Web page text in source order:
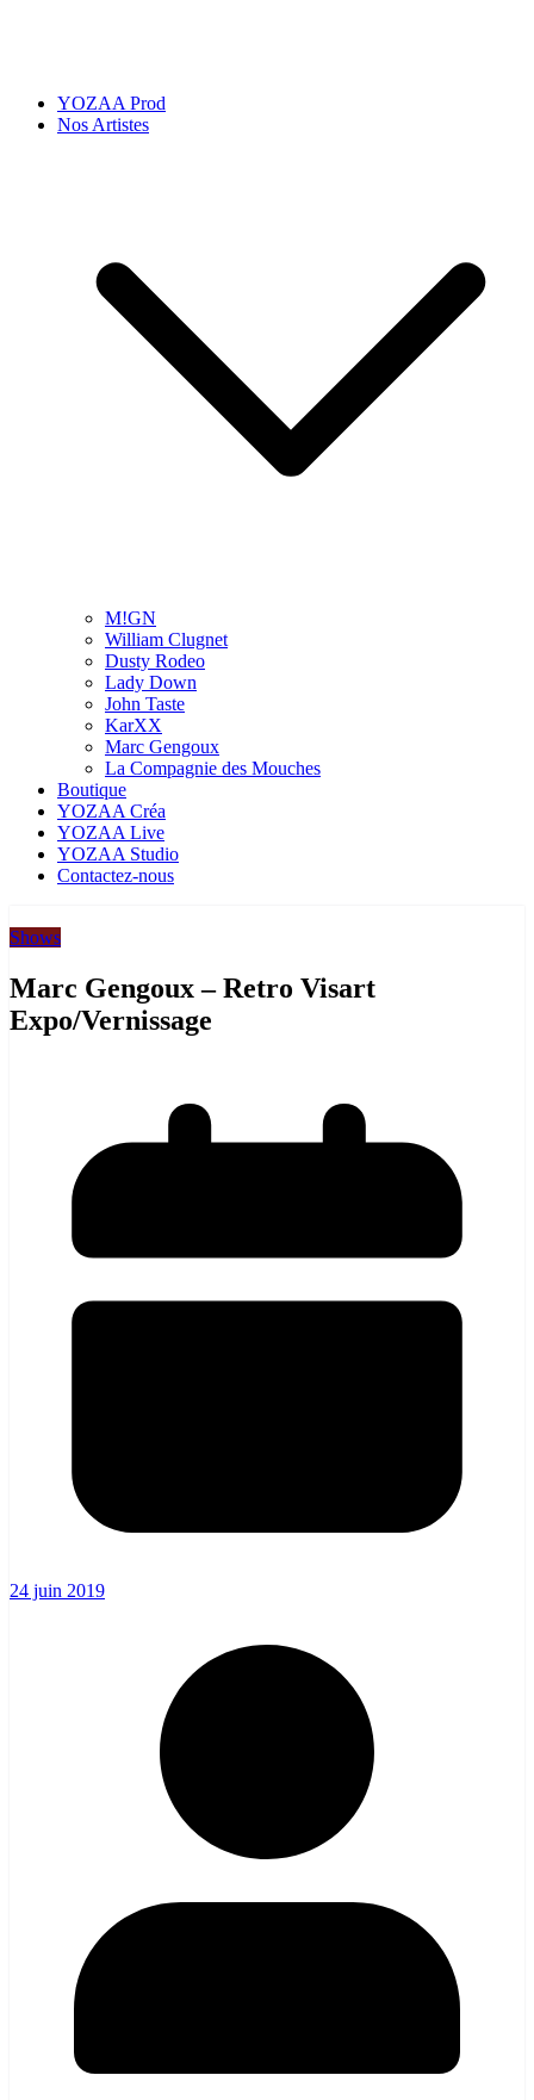
YOZAA Prod
Nos Artistes
M!GN
William Clugnet
Dusty Rodeo
Lady Down
John Taste
KarXX
Marc Gengoux
La Compagnie des Mouches
Boutique
YOZAA Créa
YOZAA Live
YOZAA Studio
Contactez-nous
Shows
Marc Gengoux – Retro Visart
Expo/Vernissage
24 juin 2019